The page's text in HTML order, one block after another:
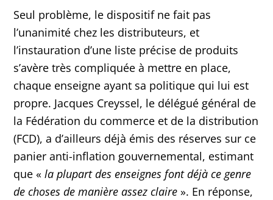
Seul problème, le dispositif ne fait pas
l’unanimité chez les distributeurs, et
l’instauration d’une liste précise de produits
s’avère très compliquée à mettre en place,
chaque enseigne ayant sa politique qui lui est
propre. Jacques Creyssel, le délégué général de
la Fédération du commerce et de la distribution
(FCD), a d’ailleurs déjà émis des réserves sur ce
panier anti-inflation gouvernemental, estimant
que «la plupart des enseignes font déjà ce genre
de choses de manière assez claire ». En réponse,